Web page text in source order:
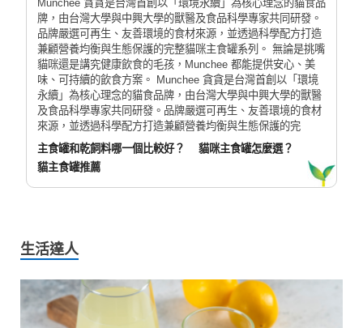
Munchee 貪貪是台灣首創以「環境永續」為核心理念的貓食品
牌，由台灣大學與中興大學的獸醫及食品科學專家共同研發。
品牌嚴選可再生、友善環境的食材來源，並透過科學配方打造
兼顧營養均衡與生態保護的完整貓咪主食罐系列。 無論是挑嘴
貓咪還是講究健康飲食的毛孩，Munchee 都能提供安心、美
味、可持續的飲食方案。 Munchee 貪貪是台灣首創以「環境
永續」為核心理念的貓食品牌，由台灣大學與中興大學的獸醫
及食品科學專家共同研發。品牌嚴選可再生、友善環境的食材
來源，並透過科學配方打造兼顧營養均衡與生態保護的完
主食罐和乾飼料哪一個比較好？
貓咪主食罐怎麼選？
貓主食罐推薦
生活達人